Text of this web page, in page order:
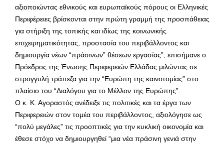
αξιοποιώντας εθνικούς και ευρωπαϊκούς πόρους οι Ελληνικές
Περιφέρειες βρίσκονται στην πρώτη γραμμή της προσπάθειας
για στήριξη της τοπικής και ιδίως της κοινωνικής
επιχειρηματικότητας, προστασία του περιβάλλοντος και
δημιουργία νέων “πράσινων” θέσεων εργασίας”, επισήμανε ο
Πρόεδρος της Ένωσης Περιφερειών Ελλάδας μιλώντας σε
στρογγυλή τράπεζα για την “Ευρώπη της καινοτομίας” στο
πλαίσιο του “Διαλόγου για το Μέλλον της Ευρώπης”.
Ο κ. Κ. Αγοραστός ανέδειξε τις πολιτικές και τα έργα των
Περιφερειών στον τομέα του περιβάλλοντος, αξιολόγησε ως
“πολύ μεγάλες” τις προοπτικές για την κυκλική οικονομία και
έθεσε στόχο να δημιουργηθεί “μια νέα πράσινη γενιά στην